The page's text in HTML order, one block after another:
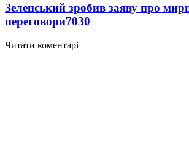
Зеленський зробив заяву про
переговори7030
Читати коментарі